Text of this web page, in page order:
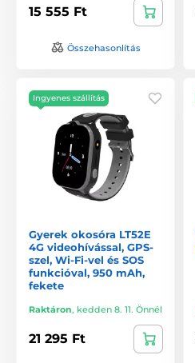
15 555 Ft
Összehasonlítás
Ingyenes szállítás
Gyerek okosóra LT52E
4G videohívással, GPS-
szel, Wi-Fi-vel és SOS
funkcióval, 950 mAh,
fekete
Raktáron, kedden 8. 11. Önnél
21 295 Ft